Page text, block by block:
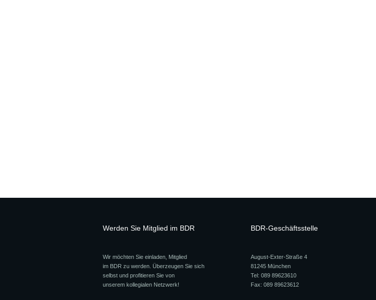
Werden Sie Mitglied im BDR
Wir möchten Sie einladen, Mitglied
im BDR zu werden. Überzeugen Sie sich
selbst und profitieren Sie von
unserem kollegialen Netzwerk!
BDR-Geschäftsstelle
August-Exter-Straße 4
81245 München
Tel: 089 89623610
Fax: 089 89623612